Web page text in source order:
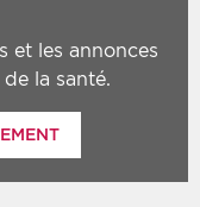
et les annonces
la santé.